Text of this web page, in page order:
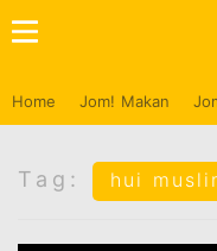
Home Jom! Makan
Tag: hui